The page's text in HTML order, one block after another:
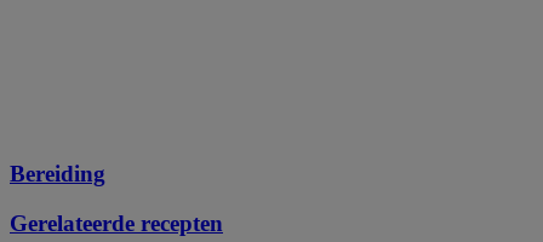
Bereiding
Gerelateerde recepten